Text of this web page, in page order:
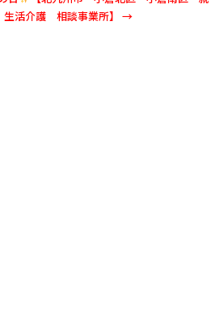
活介護 相談事業所】 →